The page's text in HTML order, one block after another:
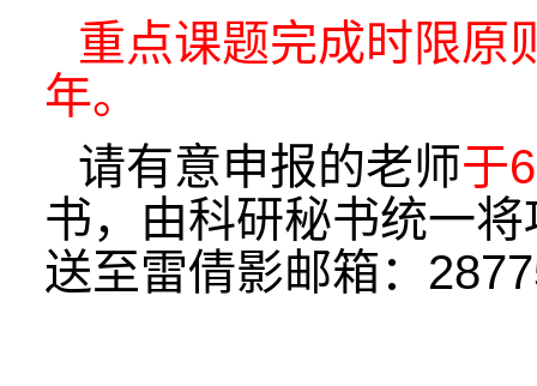
重点课题完成时限原
年。
请有意申报的老师于
书，由科研秘书统一
送至雷倩影邮箱：